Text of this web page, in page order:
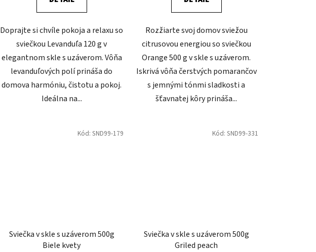
Doprajte si chvíle pokoja a relaxu so
sviečkou Levanduľa 120 g v
elegantnom skle s uzáverom. Vôňa
levanduľových polí prináša do
domova harmóniu, čistotu a pokoj.
Ideálna na...
Rozžiarte svoj domov sviežou
citrusovou energiou so sviečkou
Orange 500 g v skle s uzáverom.
Iskrivá vôňa čerstvých pomarančov
s jemnými tónmi sladkosti a
šťavnatej kôry prináša...
Sviečka v skle s uzáverom 500g
Biele kvety
Kód: SND99-179
Sviečka v skle s uzáverom 500g
Griled peach
Kód: SND99-331